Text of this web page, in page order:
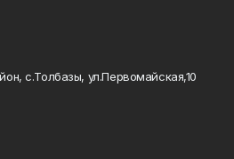
с.Толбазы, ул.Первомайская,10